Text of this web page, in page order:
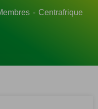
Centrafrique